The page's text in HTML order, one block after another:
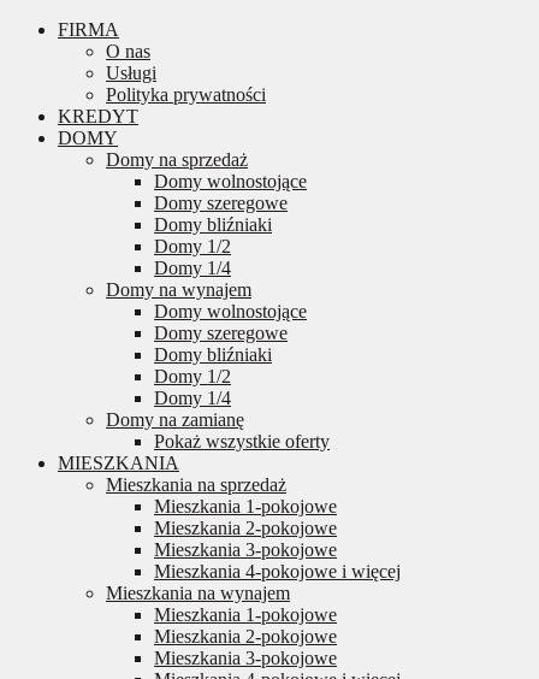
FIRMA
O nas
Usługi
Polityka prywatności
KREDYT
DOMY
Domy na sprzedaż
Domy wolnostojące
Domy szeregowe
Domy bliźniaki
Domy 1/2
Domy 1/4
Domy na wynajem
Domy wolnostojące
Domy szeregowe
Domy bliźniaki
Domy 1/2
Domy 1/4
Domy na zamianę
Pokaż wszystkie oferty
MIESZKANIA
Mieszkania na sprzedaż
Mieszkania 1-pokojowe
Mieszkania 2-pokojowe
Mieszkania 3-pokojowe
Mieszkania 4-pokojowe i więcej
Mieszkania na wynajem
Mieszkania 1-pokojowe
Mieszkania 2-pokojowe
Mieszkania 3-pokojowe